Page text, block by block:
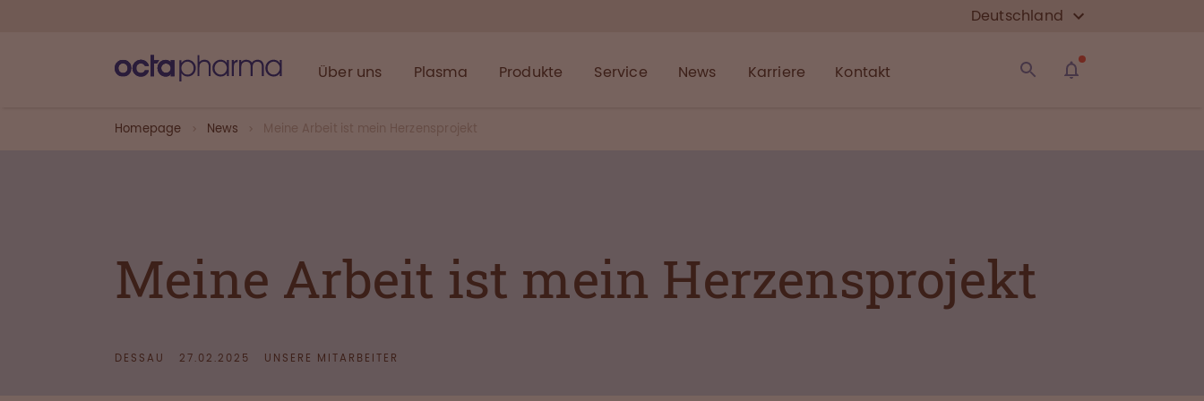
Deutschland
Über uns Plasma Produkte Service News Karriere Kontakt
Homepage News Meine Arbeit ist mein Herzensprojekt
Meine Arbeit ist mein Herzensprojekt
DESSAU 27.02.2025 UNSERE MITARBEITER